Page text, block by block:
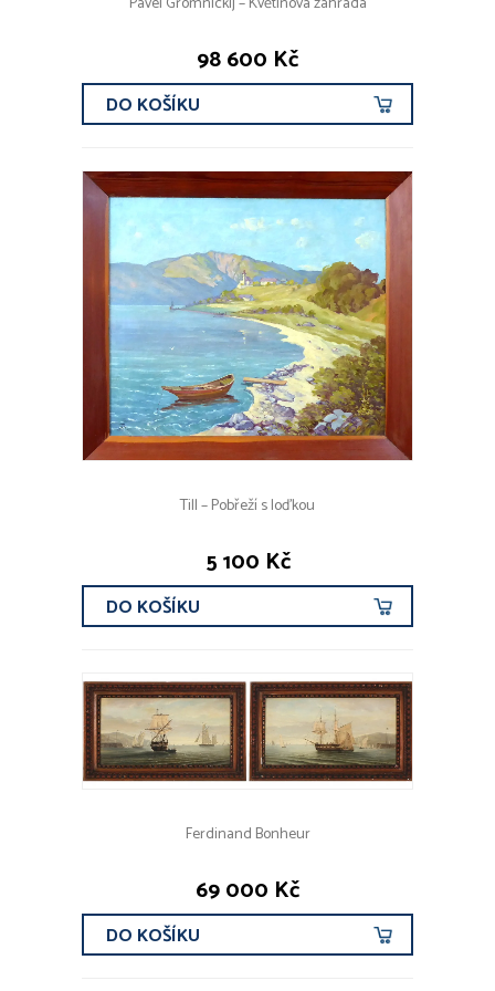
98 600 Kč
DO KOŠÍKU
Till – Pobřeží s loďkou
5 100 Kč
DO KOŠÍKU
Ferdinand Bonheur
69 000 Kč
DO KOŠÍKU